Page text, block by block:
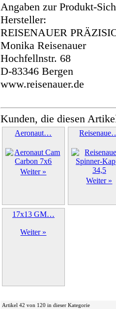
Angaben zur Produkt-
Hersteller:
REISENAUER
Monika Reisenauer
Hochfellnstr. 68
D-83346 Bergen
www.reisenauer.de
Kunden, die diesen
Aeronaut…
Weiter »
Weiter »
17x13 GM…
Weiter »
Artikel 42 von 120 in dieser Kategorie